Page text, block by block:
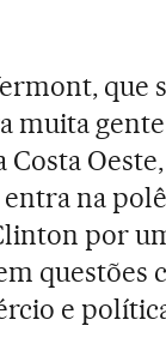
que
muita
Costa
na
por
questões
e